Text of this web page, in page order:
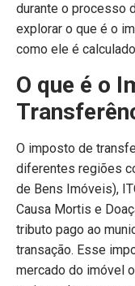
durante o processo
explorar o que é o
como ele é
O que é o
O imposto de
diferentes regiões
de Bens Imóveis),
Causa Mortis e
tributo pago ao
transação. Esse
mercado do imóvel